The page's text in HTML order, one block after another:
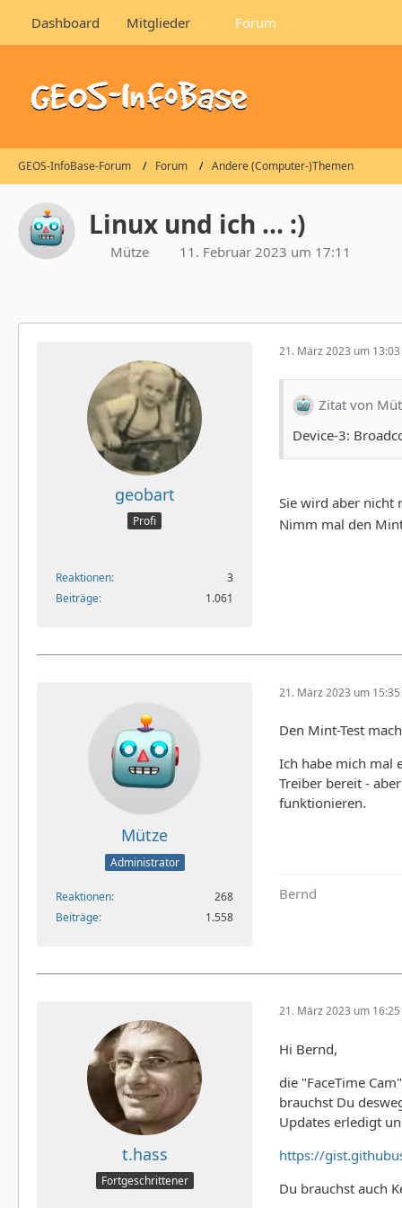
Dashboard Mitglieder Forum
GEOS-InfoBase-Forum Forum Andere (Computer-)Themen
Linux und ich ... :)
Mütze 11. Februar 2023 um 17:11
geobart
Profi
Reaktionen
3
Beiträge
1.061
21. März 2023 um 13:03
Zitat von
Device-3:
Sie wird aber nicht
Nimm mal den
Mütze
Administrator
Reaktionen
268
Beiträge
1.558
21. März 2023 um 15:35
Den Mint-Test
Ich habe mich mal
Treiber bereit -
funktionieren.
Bernd
t.hass
Fortgeschrittener
21. März 2023 um 16:25
Hi Bernd,
die "FaceTime
brauchst Du
Updates erledigt
https://
Du brauchst auch